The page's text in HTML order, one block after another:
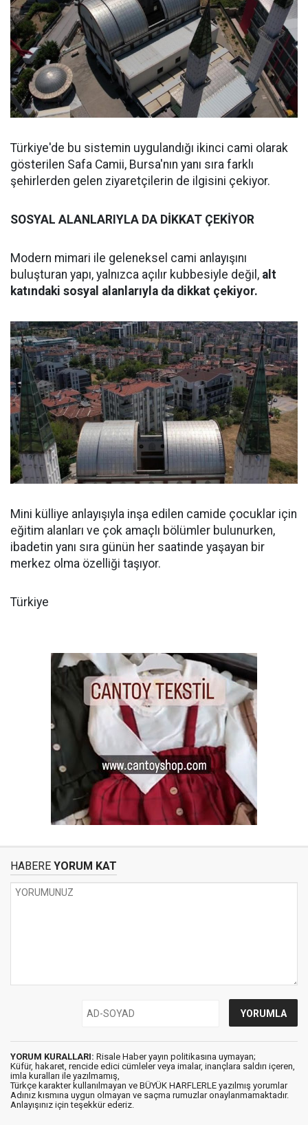
Türkiye'de bu sistemin uygulandığı ikinci cami olarak
gösterilen Safa Camii, Bursa'nın yanı sıra farklı
şehirlerden gelen ziyaretçilerin de ilgisini çekiyor.
SOSYAL ALANLARIYLA DA DİKKAT ÇEKİYOR
Modern mimari ile geleneksel cami anlayışını
buluşturan yapı, yalnızca açılır kubbesiyle değil, alt
katındaki sosyal alanlarıyla da dikkat çekiyor.
Mini külliye anlayışıyla inşa edilen camide çocuklar için
eğitim alanları ve çok amaçlı bölümler bulunurken,
ibadetin yanı sıra günün her saatinde yaşayan bir
merkez olma özelliği taşıyor.
Türkiye
HABERE YORUM KAT
YORUM KURALLARI: Risale Haber yayın politikasına uymayan;
Küfür, hakaret, rencide edici cümleler veya imalar, inançlara saldırı içeren,
imla kuralları ile yazılmamış,
Türkçe karakter kullanılmayan ve BÜYÜK HARFLERLE yazılmış yorumlar
Adınız kısmına uygun olmayan ve saçma rumuzlar onaylanmamaktadır.
Anlayışınız için teşekkür ederiz.